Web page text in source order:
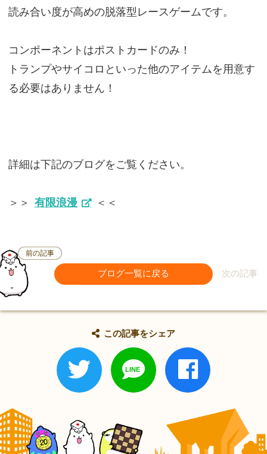
読み合い度が高めの脱落型レースゲームです。
コンポーネントはポストカードのみ！
トランプやサイコロといった他のアイテムを用意す
る必要はありません！
詳細は下記のブログをご覧ください。
＞＞ 有限浪漫 ＜＜
前の記事
ブログ一覧に戻る 次の記事
この記事をシェア